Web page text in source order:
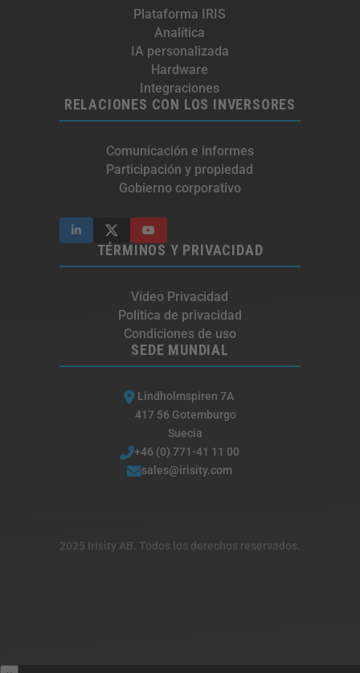
Plataforma IRIS
Analítica
IA personalizada
Hardware
Integraciones​
RELACIONES CON LOS INVERSORES
Comunicación e informes
Participación y propiedad
Gobierno corporativo
TÉRMINOS Y PRIVACIDAD
Vídeo Privacidad
Política de privacidad
Condiciones de uso
SEDE MUNDIAL
Lindholmspiren 7A
417 56 Gotemburgo
Suecia
+46 (0) 771-41 11 00
sales@irisity.com
2025 Irisity AB. Todos los derechos reservados.